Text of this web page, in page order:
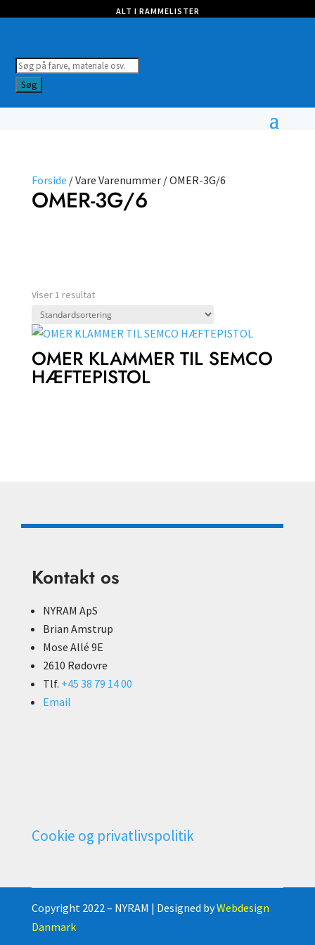
ALT I RAMMELISTER
Products
search
Søg
Forside / Vare Varenummer / OMER-3G/6
OMER-3G/6
Viser 1 resultat
OMER KLAMMER TIL SEMCO
HÆFTEPISTOL
Kontakt os
NYRAM ApS
Brian Amstrup
Mose Allé 9E
2610 Rødovre
Tlf. +45 38 79 14 00
Email
Cookie og privatlivspolitik
Copyright 2022 – NYRAM | Designed byWebdesign
Danmark